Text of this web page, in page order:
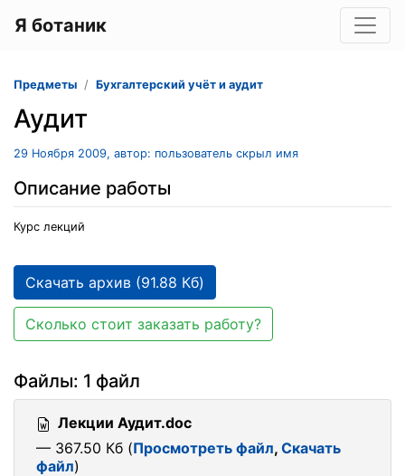
Я ботаник
Предметы Бухгалтерский учёт и аудит
Аудит
29 Ноября 2009, автор: пользователь скрыл имя
Описание работы
Курс лекций
Скачать архив (91.88 Кб)
Сколько стоит заказать работу?
Файлы: 1 файл
Лекции Аудит.doc
— 367.50 Кб (Просмотреть файл, Скачать
файл)